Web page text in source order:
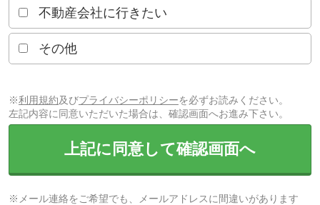
不動産会社に行きたい
その他
※利用規約及びプライバシーポリシーを必ずお読みください。
左記内容に同意いただいた場合は、確認画面へお進み下さい。
上記に同意して確認画面へ
※メール連絡をご希望でも、メールアドレスに間違いがあります